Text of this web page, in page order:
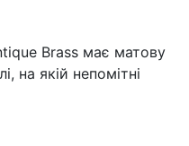
Brass має матову
на якій непомітні